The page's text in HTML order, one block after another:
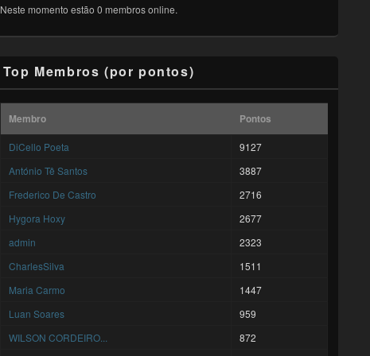
Neste momento estão 0 membros online.
Top Membros (por pontos)
Membro Pontos
DiCello Poeta
9127
António Tê Santos
3887
Frederico De Castro
2716
Hygora Hoxy
2677
admin
2323
CharlesSilva
1511
Maria Carmo
1447
Luan Soares
959
WILSON CORDEIRO...
872